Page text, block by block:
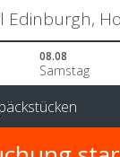
08.08
Samstag